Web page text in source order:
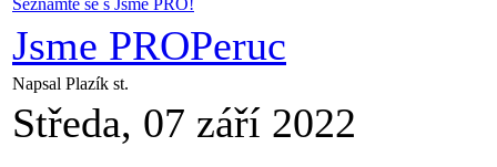
Jsme PROPeruc
Napsal Plazík st.
Středa, 07 září 2022